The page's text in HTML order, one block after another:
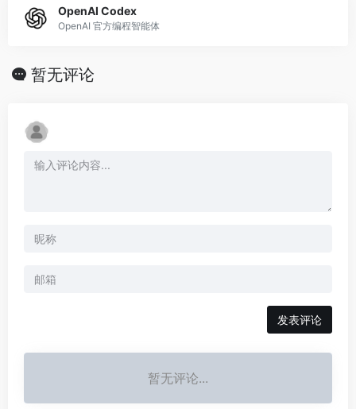
OpenAI Codex
OpenAI 官方编程智能体
暂无评论
发表评论
暂无评论...